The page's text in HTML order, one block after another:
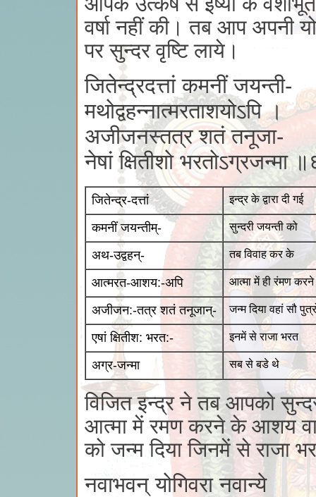
वर्षा नहीं की। तब आप अपनी
पर सुन्दर वृष्टि लाये।
जितेन्द्रदत्तां कमनीं जयन्ती-
मथोद्वहन्नात्मरताशयोऽपि ।
अजीजनस्तत्र शतं तनूजा-
नेषां क्षितीशो भरतोऽग्रजन्मा
जितेन्द्र-दत्तां इन्द्र के द्वारा दी गई
कमनीं जयन्तीम्- सुन्दरी जयन्ती को
अथ-उद्वहन्- तब विवाह कर के
आत्मरत-आशय:-अपि आत्मा में ही रंमण
अजीजन:-तत्र शतं तनूजान्- जन्म दिया वहां सौ
एषां क्षितीश: भरत:- इनमें से राजा भरत
अग्र-जन्मा सब से बडे थे
विजित इन्द्र ने तब आपको
आत्मा में रमण करने के आशय
को जन्म दिया जिनमें से राजा
नवाभवन् योगिवरा नवान्ये